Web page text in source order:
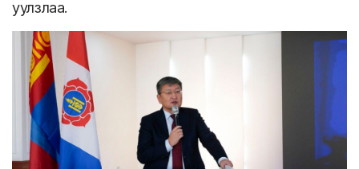
уулзлаа.